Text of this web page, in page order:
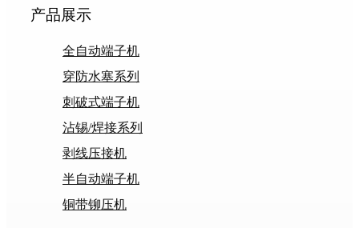
产品展示
全自动端子机
穿防水塞系列
刺破式端子机
沾锡/焊接系列
剥线压接机
半自动端子机
铜带铆压机